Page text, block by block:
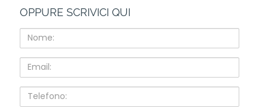
OPPURE SCRIVICI QUI
Nome:
Email:
Telefono: